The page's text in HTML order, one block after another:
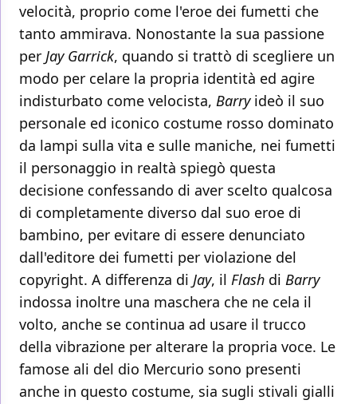
velocità, proprio come l'eroe dei fumetti che
tanto ammirava. Nonostante la sua passione
per Jay Garrick, quando si trattò di scegliere un
modo per celare la propria identità ed agire
indisturbato come velocista, Barryideò il suo
personale ed iconico costume rosso dominato
da lampi sulla vita e sulle maniche, nei fumetti
il personaggio in realtà spiegò questa
decisione confessando di aver scelto qualcosa
di completamente diverso dal suo eroe di
bambino, per evitare di essere denunciato
dall'editore dei fumetti per violazione del
copyright. A differenza di Jay, il Flash di Barry
indossa inoltre una maschera che ne cela il
volto, anche se continua ad usare il trucco
della vibrazione per alterare la propria voce. Le
famose ali del dio Mercurio sono presenti
anche in questo costume, sia sugli stivali gialli